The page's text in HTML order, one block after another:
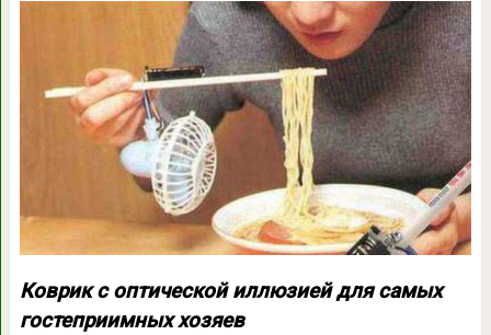
Коврик с оптической иллюзией для самых
гостеприимных хозяев